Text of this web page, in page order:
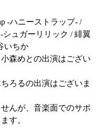
-ハニーストラップ- /
シュガーリリック / 緋翼
いちか
森めとの出演はござい
ろるの出演はございま
んが、音楽面でのサポ
す。